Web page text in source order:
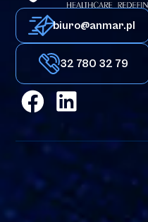
biuro@anmar.pl
32 780 32 79